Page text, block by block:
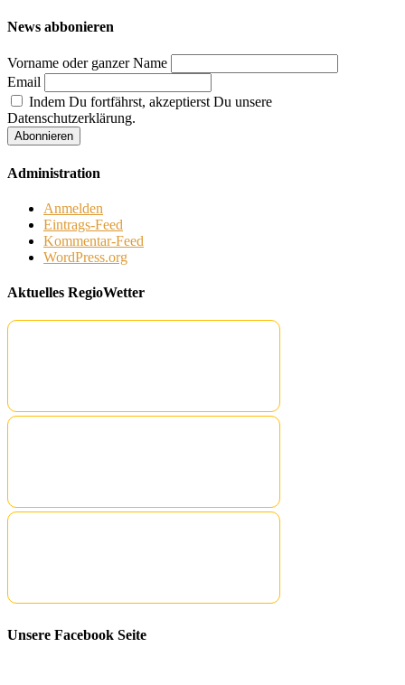
News abbonieren
Vorname oder ganzer Name
Email
Indem Du fortfährst, akzeptierst Du unsere
Datenschutzerklärung.
Administration
Anmelden
Eintrags-Feed
Kommentar-Feed
WordPress.org
Aktuelles RegioWetter
Unsere Facebook Seite